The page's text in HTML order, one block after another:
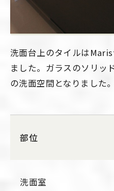
洗面台上のタイルは
ました。ガラスのソリッ
の洗面空間となりました。
部位
洗面室